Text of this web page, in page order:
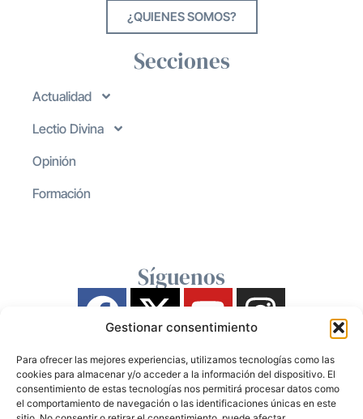
Gestionar consentimiento
Para ofrecer las mejores experiencias, utilizamos tecnologías como las
cookies para almacenar y/o acceder a la información del dispositivo. El
consentimiento de estas tecnologías nos permitirá procesar datos como
el comportamiento de navegación o las identificaciones únicas en este
¿QUIENES SOMOS?
Secciones
Actualidad
Lectio Divina
Opinión
Formación
Síguenos